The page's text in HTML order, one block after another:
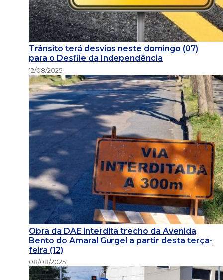
Trânsito terá desvios neste domingo (07)
para o Desfile da Independência
12/08/2025
Obra da DAE interdita trecho da Avenida
Bento do Amaral Gurgel a partir desta terça-
feira (12)
08/08/2025